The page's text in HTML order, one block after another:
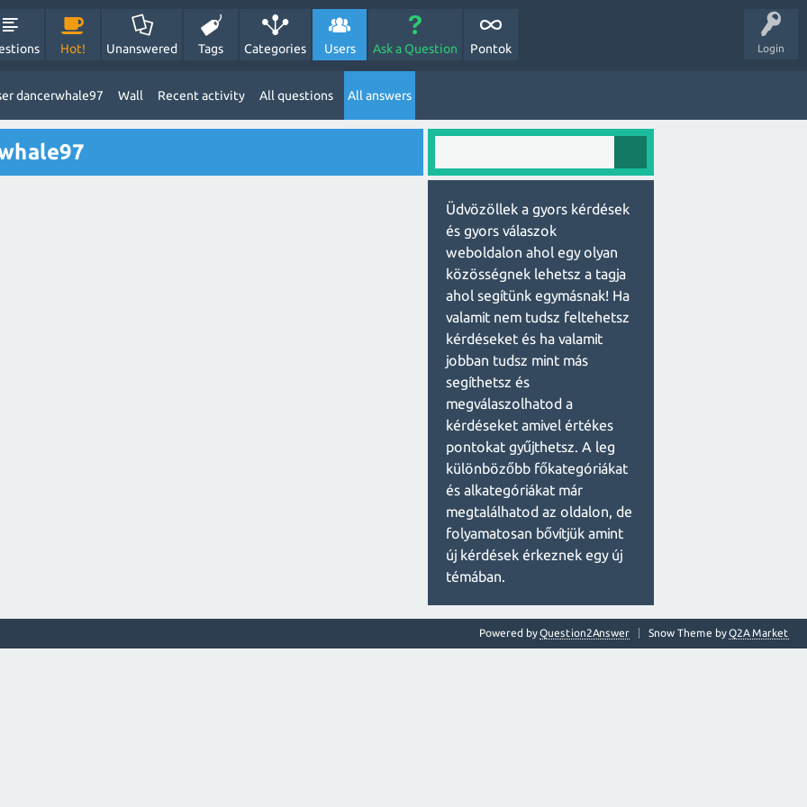
Login
Hot! Unanswered Tags Categories Users Ask a Question Pontok
dancerwhale97 Wall Recent activity All questions All answers
Üdvözöllek a gyors kérdések
és gyors válaszok
weboldalon ahol egy olyan
közösségnek lehetsz a tagja
ahol segítünk egymásnak! Ha
valamit nem tudsz feltehetsz
kérdéseket és ha valamit
jobban tudsz mint más
segíthetsz és
megválaszolhatod a
kérdéseket amivel értékes
pontokat gyűjthetsz. A leg
különbözőbb főkategóriákat
és alkategóriákat már
megtalálhatod az oldalon, de
folyamatosan bővítjük amint
új kérdések érkeznek egy új
témában.
Snow Theme byQ2A Market
Powered byQuestion2Answer